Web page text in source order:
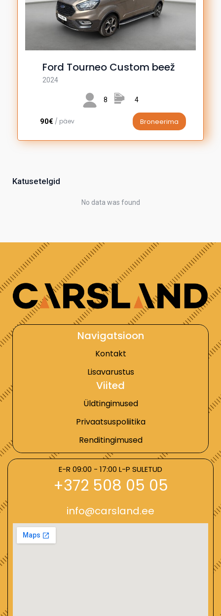
Ford Tourneo Custom beež
2024
8 4
90€ / päev Broneerima
Katusetelgid
No data was found
Navigatsioon
Kontakt
Lisavarustus
Viited
Üldtingimused
Privaatsuspoliitika
Renditingimused
E-R 09:00 - 17:00 L-P SULETUD
+372 508 05 05
info@carsland.ee